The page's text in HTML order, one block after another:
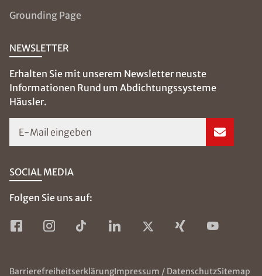
Grounding Page
NEWSLETTER
Erhalten Sie mit unserem Newsletter neuste
Informationen Rund um Abdichtungssysteme
Häusler.
E-Mail eingeben
SOCIAL MEDIA
Folgen Sie uns auf:
BarrierefreiheitserklärungImpressum / DatenschutzSitemap